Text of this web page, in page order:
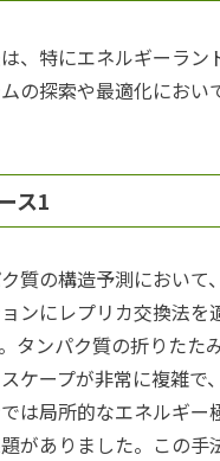
、特にエネルギーラン
の探索や最適化におい
ス1
質の構造予測において
ンにレプリカ交換法を
タンパク質の折りたた
ケープが非常に複雑で
は局所的なエネルギー
がありました。この手